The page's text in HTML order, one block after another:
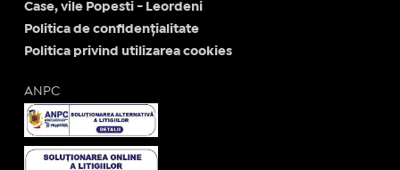
Case, vile Popesti - Leordeni
Politica de confidențialitate
Politica privind utilizarea cookies
ANPC